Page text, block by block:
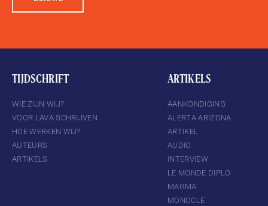
TIJDSCHRIFT
WIE ZIJN WIJ?
VOOR LAVA SCHRIJVEN
HOE WERKEN WIJ?
AUTEURS
ARTIKELS
ARTIKELS
AANKONDIGING
ALERTA ARIZONA
ARTIKEL
AUDIO
INTERVIEW
LE MONDE DIPLO
MAGMA
MONOCLE